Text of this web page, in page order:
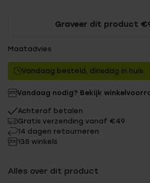
Met memberkortingGraveer dit product
Maatadvies
Vandaag besteld, dinsdag in huis
Vandaag nodig? Bekijk
Achteraf betalen
Gratis verzending vanaf €49
14 dagen retourneren
138 winkels
Alles over dit product